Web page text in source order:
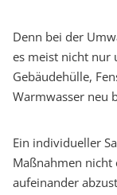
Denn bei der
es meist nicht nur
Gebäudehülle,
Warmwasser neu
Ein individueller
Maßnahmen nicht
aufeinander